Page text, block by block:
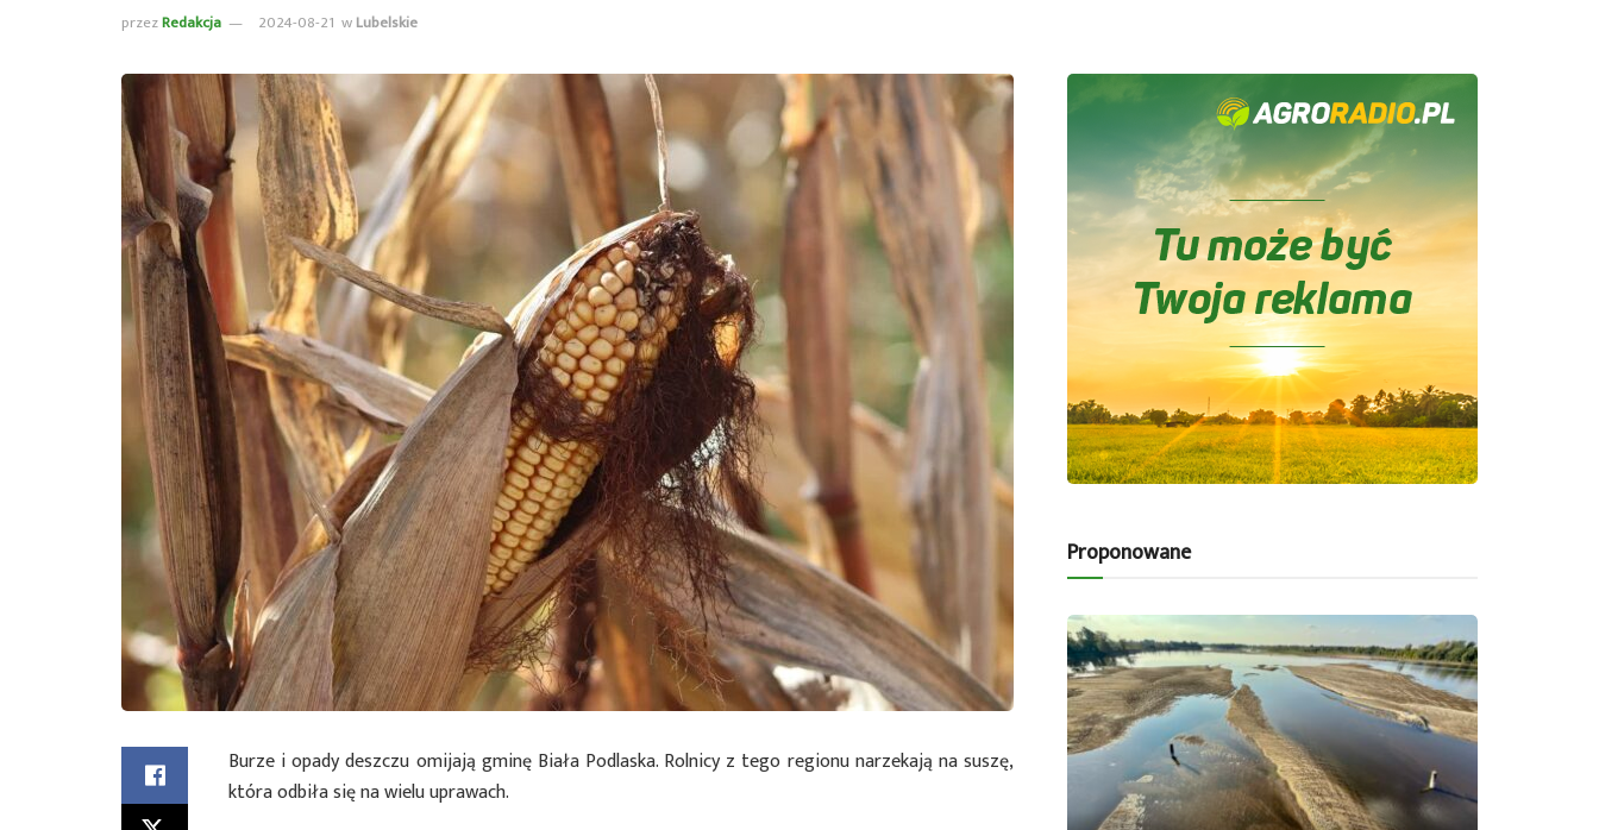
przezRedakcja 2024-08-21 wLubelskie
Burze i opady deszczu omijają gminę Biała Podlaska. Rolnicy z tego regionu narzekają na suszę,
która odbiła się na wielu uprawach.
Proponowane